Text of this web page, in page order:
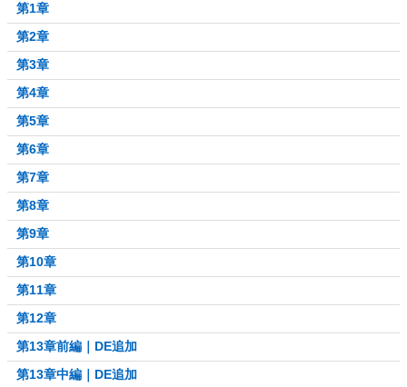
第1章
第2章
第3章
第4章
第5章
第6章
第7章
第8章
第9章
第10章
第11章
第12章
第13章前編｜DE追加
第13章中編｜DE追加